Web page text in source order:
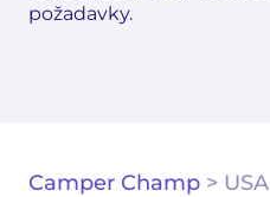
požadavky.
Camper Champ > USA